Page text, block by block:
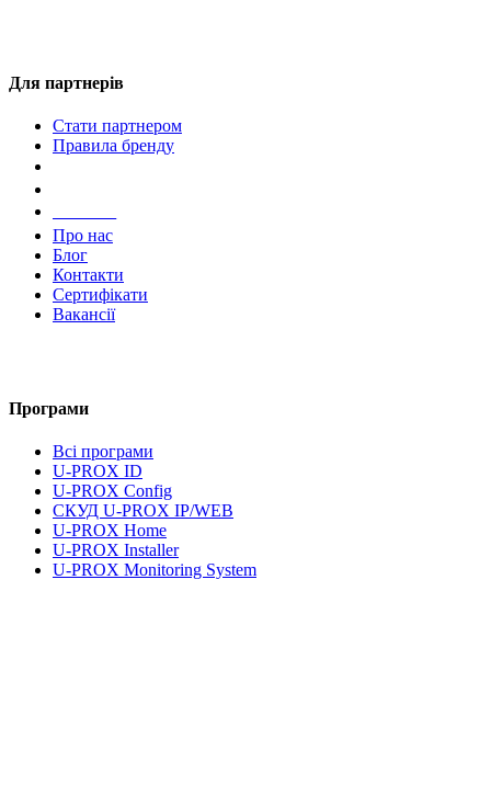
Для партнерів
Стати партнером
Правила бренду
Про нас
Блог
Контакти
Сертифікати
Вакансії
Програми
Всі програми
U-PROX ID
U-PROX Config
СКУД U-PROX IP/WEB
U-PROX Home
U-PROX Installer
U-PROX Monitoring System